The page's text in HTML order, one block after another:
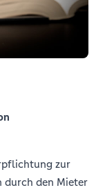
zur
durch den Mieter